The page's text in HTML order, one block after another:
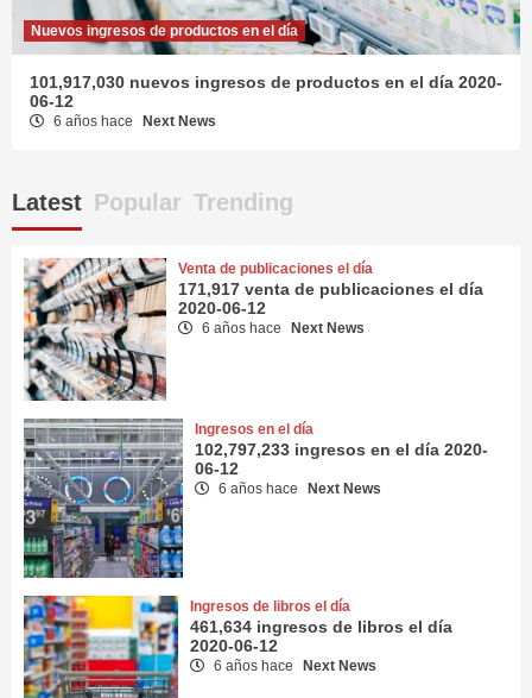
Nuevos ingresos de productos en el día
101,917,030 nuevos ingresos de productos en el día 2020-
06-12
6 años hace Next News
Latest Popular Trending
Venta de publicaciones el día
171,917 venta de publicaciones el día
2020-06-12
6 años hace Next News
Ingresos en el día
102,797,233 ingresos en el día 2020-
06-12
6 años hace Next News
Ingresos de libros el día
461,634 ingresos de libros el día
2020-06-12
6 años hace Next News